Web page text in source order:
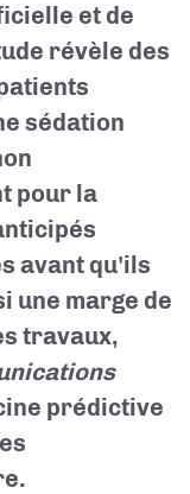
et de
révèle des
sédation
pour la
avant qu'ils
une marge de
travaux,
prédictive